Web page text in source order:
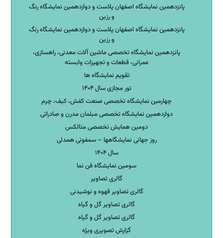
پانزدهمین نمایشگاه اصفهان پلاست و دوازدهمین نمایشگاه رنگ
و رزین
پانزدهمین نمایشگاه اصفهان پلاست و دوازدهمین نمایشگاه رنگ
و رزین
پانزدهمین نمایشگاه تخصصی ماشین آلات معدنی، راهسازی،
عمرانی، قطعات و تجهیزات وابسته
تقویم نمایشگاه ها
تور مجازی سال ۱۴۰۴
چهارمین نمایشگاه تخصصی صنعت کفش، کیف، چرم
دوازدهمین نمایشگاه تخصصی مبلمان مدرن و صادراتی
دومین همایش تخصصی متالکس
روز جهانی نمایشگاهها – سمفونی همدلی
سال ۱۴۰۴
سومین نمایشگاه فن نما
گالری تصاویر
گالری تصاویر قهوه و نوشیدنی
گالری تصاویر گل و گیاه
گالری تصاویر گل و گیاه
گزارش تصویری ویژه